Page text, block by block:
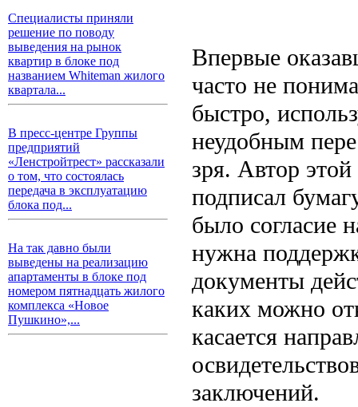
Специалисты приняли
решение по поводу
выведения на рынок
квартир в блоке под
названием Whiteman жилого
квартала...
В пресс-центре Группы
предприятий
«Ленстройтрест» рассказали
о том, что состоялась
передача в эксплуатацию
блока под...
На так давно были
выведены на реализацию
апартаменты в блоке под
номером пятнадцать жилого
комплекса «Новое
Пушкино»,...
Впервые
часто не
быстро,
неудобным
зря. Автор
подписал
было согласие
нужна
документы
каких можно
касается
заключений.